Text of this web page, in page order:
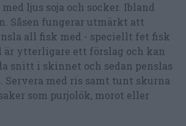
ljus soja och socker. Ibland
Såsen fungerar utmärkt att
all fisk med - speciellt fet fisk
ytterligare ett förslag och kan
snitt i skinnet och sedan penslas
Servera med ris samt tunt skurna
som purjolök, morot eller